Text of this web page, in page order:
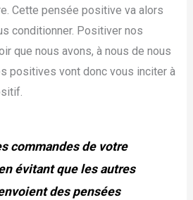
Cette pensée positive va alors
conditionner. Positiver nos
que nous avons, à nous de nous
positives vont donc vous inciter à
commandes de votre
évitant que les autres
des pensées